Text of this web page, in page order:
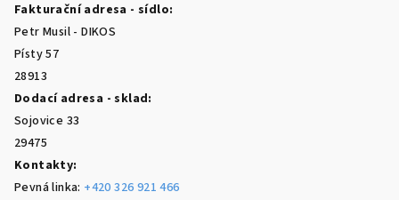
Fakturační adresa - sídlo:
Petr Musil - DIKOS
Písty 57
28913
Dodací adresa - sklad:
Sojovice 33
29475
Kontakty:
Pevná linka: +420 326 921 466